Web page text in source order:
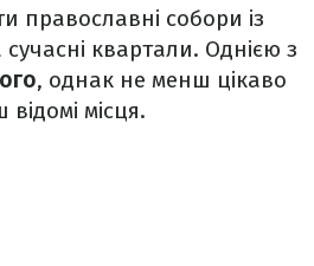
православні собори із
квартали. Однією з
, однак не менш цікаво
місця.